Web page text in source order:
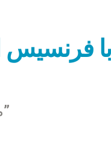
محاربة المخدرات في “الضواحي الوجودية”